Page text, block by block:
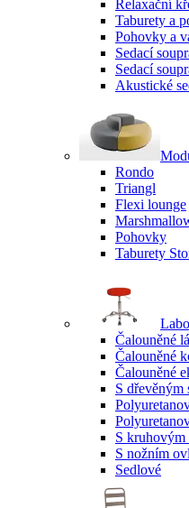
Relaxační
Taburety a
Pohovky a
Sedací
Sedací
Akustické
Rondo
Triangl
Flexi lounge
Pohovky
Taburety
Čalouněné
Čalouněné
Čalouněné
S dřevěným
S kruhovým
S nožním
Sedlové